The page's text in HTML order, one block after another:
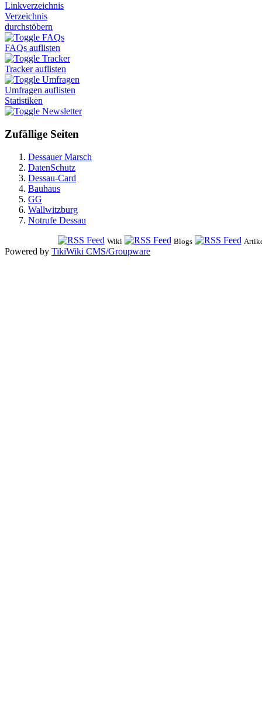
Linkverzeichnis
Verzeichnis
durchstöbern
FAQs
FAQs auflisten
Tracker
Tracker auflisten
Umfragen
Umfragen auflisten
Statistiken
Newsletter
Zufällige Seiten
Dessauer Marsch
DatenSchutz
Dessau-Card
Bauhaus
GG
Wallwitzburg
Notrufe Dessau
Wiki Blogs
Powered by TikiWiki CMS/Groupware